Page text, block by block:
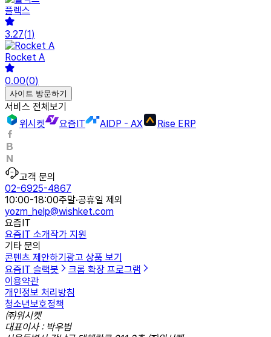
플렉스
3.27(1)
Rocket A
0.00(0)
사이트 방문하기
서비스 전체보기
위시켓
요즘IT AIDP - AX Rise ERP
고객 문의
02-6925-4867
10:00-18:00주말·공휴일 제외
yozm_help@wishket.com
요즘IT
요즘IT 소개작가 지원
기타 문의
콘텐츠 제안하기광고 상품 보기
요즘IT 슬랙봇
크롬 확장 프로그램
이용약관
개인정보 처리방침
청소년보호정책
㈜위시켓
대표이사 : 박우범